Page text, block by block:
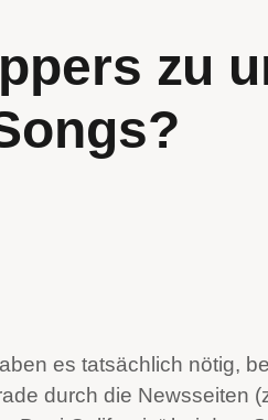
zu
es tatsächlich nötig,
durch die Newsseiten